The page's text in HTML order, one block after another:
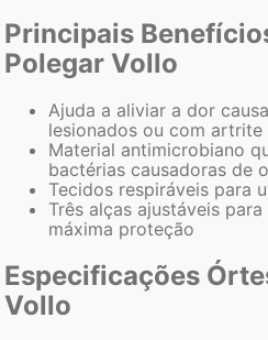
Principais
Polegar Vollo
Ajuda a aliviar a dor
lesionados ou com artrite
Material antimicrobiano
bactérias causadoras de
Tecidos respiráveis para
Três alças ajustáveis
máxima proteção
Especificações
Vollo